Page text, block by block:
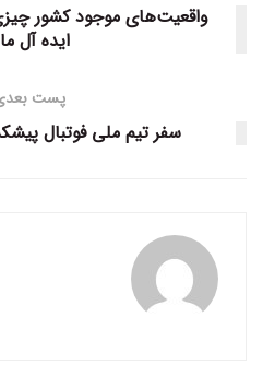
واقعیت‌های موجود کشور
ایده آل
پست
سفر تیم ملی فوتبال